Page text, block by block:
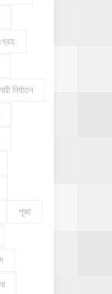
নারী নির্যাতন
পূজা